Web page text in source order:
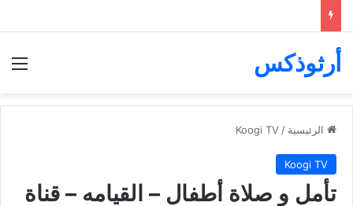
أرثوذكس
الرئيسية /
Koogi TV
Koogi TV
تأمل و صلاة أطفال – القيامه – قناة